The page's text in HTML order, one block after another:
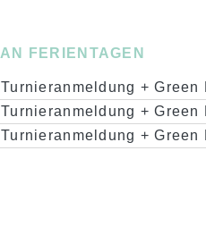
AN FERIENTAGEN
Turnieranmeldung + Green
Turnieranmeldung + Green
Turnieranmeldung + Green